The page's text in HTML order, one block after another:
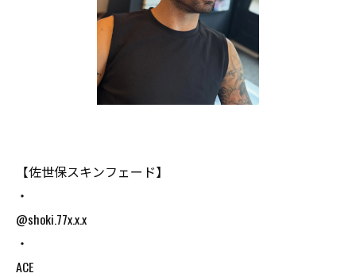
【佐世保スキンフェード】
・
@shoki.77x.x.x
・
ACE